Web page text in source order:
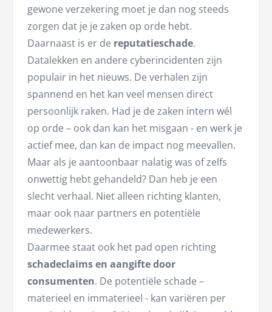
gewone verzekering moet je dan nog steeds
zorgen dat je je zaken op orde hebt.
Daarnaast is er de reputatieschade.
Datalekken en andere cyberincidenten zijn
populair in het nieuws. De verhalen zijn
spannend en het kan veel mensen direct
persoonlijk raken. Had je de zaken intern wél
op orde – ook dan kan het misgaan - en werk je
actief mee, dan kan de impact nog meevallen.
Maar als je aantoonbaar nalatig was of zelfs
onwettig hebt gehandeld? Dan heb je een
slecht verhaal. Niet alleen richting klanten,
maar ook naar partners en potentiële
medewerkers.
Daarmee staat ook het pad open richting
schadeclaims en aangifte door
consumenten. De potentiële schade –
materieel en immaterieel - kan variëren per